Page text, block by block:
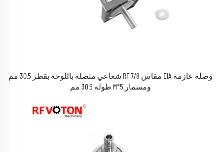
وصلة عازمة EIA مقاس 7/8 RF شعاعي متصلة باللوحة بقطر 30.5 مم
ومسمار M*5 طوله 30.5 مم